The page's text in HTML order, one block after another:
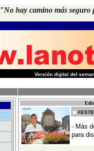
"No hay camino más
Versión digital del